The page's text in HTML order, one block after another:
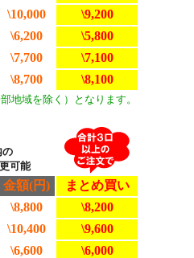
\10,000
\9,200
\6,200
\5,800
\7,700
\7,100
\8,700 \8,100
地域を除く）となります。
の
可能
金額(円)
まとめ買い
\8,800
\8,200
\10,400
\9,600
\6,600 \6,000